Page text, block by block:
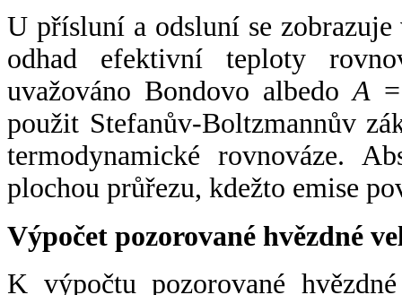
U přísluní a odsluní se
odhad efektivní teploty
uvažováno Bondovo albedoA
použit Stefanův-Boltzmannův
termodynamické rovnováze.
plochou průřezu, kdežto emise
Výpočet pozorované hvězdné
K výpočtu pozorované